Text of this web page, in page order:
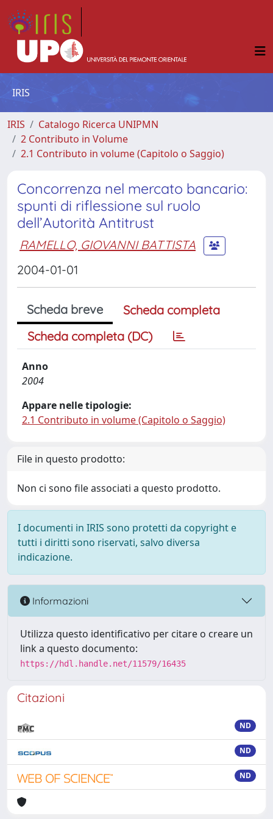
IRIS
IRIS
Catalogo Ricerca UNIPMN
2 Contributo in Volume
2.1 Contributo in volume (Capitolo o Saggio)
Concorrenza nel mercato bancario:
spunti di riflessione sul ruolo
dell’Autorità Antitrust
RAMELLO, GIOVANNI BATTISTA
2004-01-01
Scheda breve
Scheda completa
Scheda completa (DC)
Anno
2004
Appare nelle tipologie:
2.1 Contributo in volume (Capitolo o Saggio)
File in questo prodotto:
Non ci sono file associati a questo prodotto.
I documenti in IRIS sono protetti da copyright e
tutti i diritti sono riservati, salvo diversa
indicazione.
Informazioni
Utilizza questo identificativo per citare o creare un
link a questo documento:
https://hdl.handle.net/11579/16435
Citazioni
ND
ND
ND